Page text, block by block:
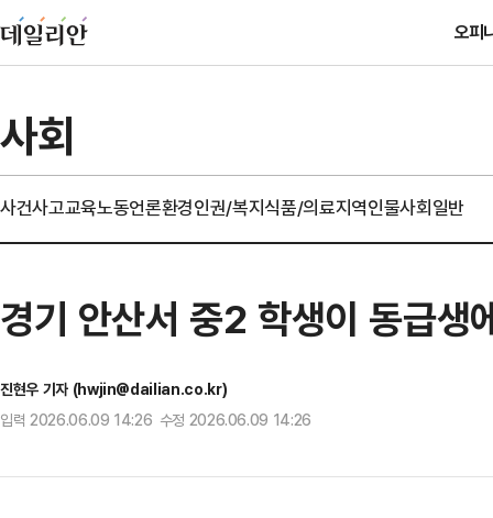
오피
사회
사건사고교육노동언론환경인권/복지식품/의료지역인물사회일반
경기 안산서 중2 학생이 동급
진현우 기자 (hwjin@dailian.co.kr)
입력 2026.06.09 14:26 수정 2026.06.09 14:26